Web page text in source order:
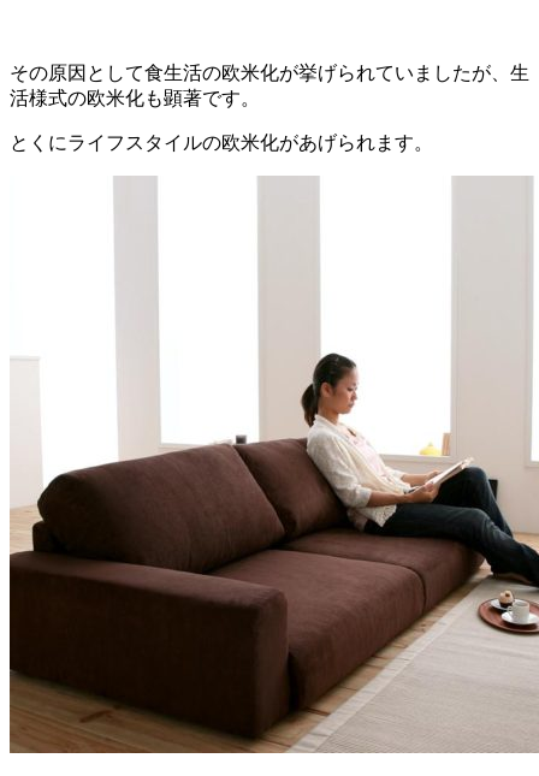
その原因として食生活の欧米化が挙げられていましたが、生
活様式の欧米化も顕著です。
とくにライフスタイルの欧米化があげられます。